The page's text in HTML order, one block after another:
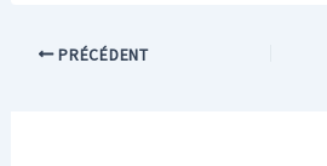
PRÉCÉDENT